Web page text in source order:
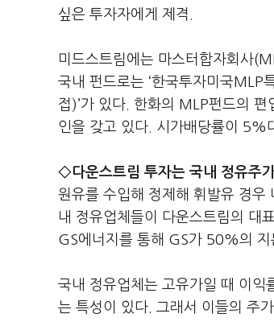
싶은 투자자에게 제격.
미드스트림에는 마스터합자회사
국내 펀드로는 ‘한국투자미국MLP
접)’가 있다. 한화의 MLP펀드의
인을 갖고 있다. 시가배당률이 5%
◇다운스트림 투자는 국내 정유주가
원유를 수입해 정제해 휘발유 경우
내 정유업체들이 다운스트림의 대
GS에너지를 통해 GS가 50%의 지
국내 정유업체는 고유가일 때 이익
는 특성이 있다. 그래서 이들의 주